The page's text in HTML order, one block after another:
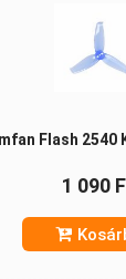
Flash 2540
1 090